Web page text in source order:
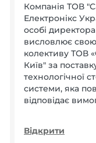
Компанія ТОВ
Електронікс
особі
висловлює
колективу ТОВ
Київ" за
технологічної
системи, яка
відповідає
Відкрити